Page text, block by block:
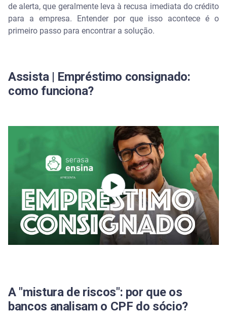
A saúde financeira do dono é a saúde do negócio
Perguntas frequentes sobre crédito para CNPJ e
empréstimo do CNPJ?
Limpei meu nome no Serasa Limpa Nome. Já
posso pedir um empréstimo para a empresa?
Existe algum empréstimo para CNPJ que não
consulta o CPF?
de alerta, que geralmente leva à recusa imediata do crédito
para a empresa. Entender por que isso acontece é o
primeiro passo para encontrar a solução.
Assista | Empréstimo consignado:
como funciona?
A "mistura de riscos": por que os
bancos analisam o CPF do sócio?